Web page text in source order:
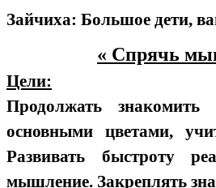
Зайчиха: Большое дети,
« Спрячь
Цели:
Продолжать
основными цветами,
Развивать быстроту
мышление. Закреплять